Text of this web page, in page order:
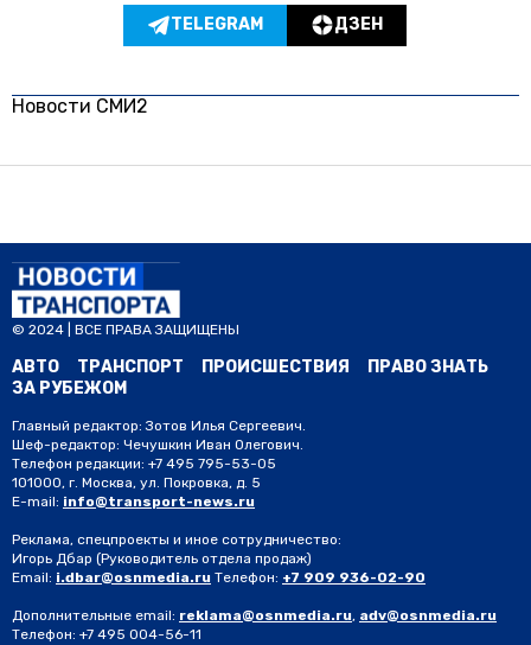
TELEGRAM ДЗЕН
Новости СМИ2
© 2024 | ВСЕ ПРАВА ЗАЩИЩЕНЫ
АВТО ТРАНСПОРТ ПРОИСШЕСТВИЯ
ПРАВО ЗНАТЬ
ЗА РУБЕЖОМ
Главный редактор: Зотов Илья Сергеевич.
Шеф-редактор: Чечушкин Иван Олегович.
Телефон редакции: +7 495 795-53-05
101000, г. Москва, ул. Покровка, д. 5
E-mail: info@transport-news.ru
Реклама, спецпроекты и иное сотрудничество:
Игорь Дбар (Руководитель отдела продаж)
Email: i.dbar@osnmedia.ru Телефон: +7 909 936-02-90
Дополнительные email: reklama@osnmedia.ru, adv@osnmedia.ru
Телефон: +7 495 004-56-11